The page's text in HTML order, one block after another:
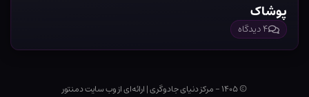
پوشاک
۴ دیدگاه
© ۱۴۰۵ - مرکز دنیای جادوگری |ارائه‌ای از وب ‌سایت دمنتور